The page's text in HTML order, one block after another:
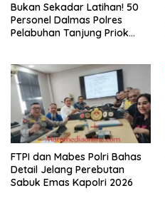
Bukan Sekadar Latihan! 50
Personel Dalmas Polres
Pelabuhan Tanjung Priok
FTPI dan Mabes Polri Bahas
Detail Jelang Perebutan
Sabuk Emas Kapolri 2026